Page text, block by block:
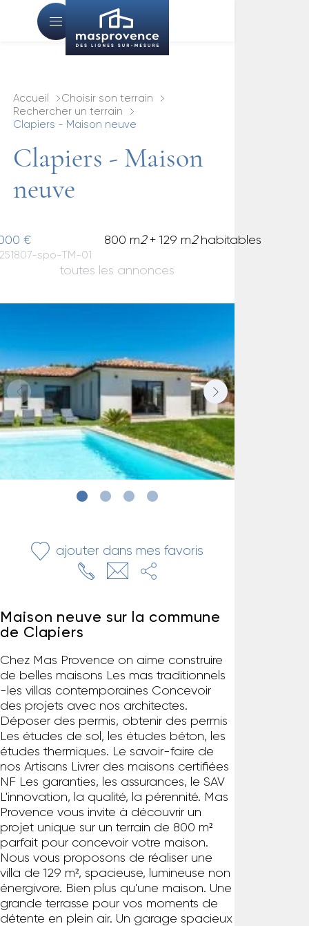
Accueil
Choisir son terrain
Rechercher un terrain
Clapiers - Maison neuve
Clapiers - Maison
neuve
€ 800 m2+ 129 m2habitables
spo-TM-01
toutes les annonces
ajouter dans mes favoris
Maison neuve sur la commune
de Clapiers
Chez Mas Provence on aime construire
de belles maisons Les mas traditionnels
-les villas contemporaines Concevoir
des projets avec nos architectes.
Déposer des permis, obtenir des permis
Les études de sol, les études béton, les
études thermiques. Le savoir-faire de
nos Artisans Livrer des maisons certifiées
NF Les garanties, les assurances, le SAV
L'innovation, la qualité, la pérennité. Mas
Provence vous invite à découvrir un
projet unique sur un terrain de 800 m²
parfait pour concevoir votre maison.
Nous vous proposons de réaliser une
villa de 129 m², spacieuse, lumineuse non
énergivore. Bien plus qu'une maison. Une
grande terrasse pour vos moments de
détente en plein air. Un garage spacieux